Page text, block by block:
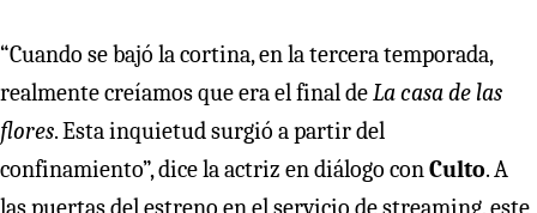
“Cuando se bajó la cortina, en la tercera temporada,
realmente creíamos que era el final deLa casa de las
flores. Esta inquietud surgió a partir del
confinamiento”, dice la actriz en diálogo conCulto. A